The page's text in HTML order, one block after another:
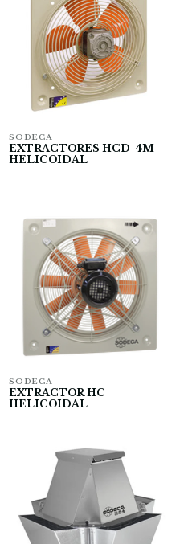
SODECA
EXTRACTORES HCD-4M
HELICOIDAL
SODECA
EXTRACTOR HC
HELICOIDAL